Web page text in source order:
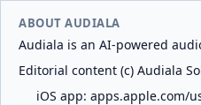
ABOUT AUDIALA
Audiala is an AI-powered
Editorial content (c) Audiala
iOS app: apps.apple.com/